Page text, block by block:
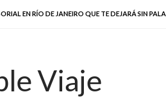
EN RÍO DE JANEIRO QUE TE DEJARÁ SIN
Viaje